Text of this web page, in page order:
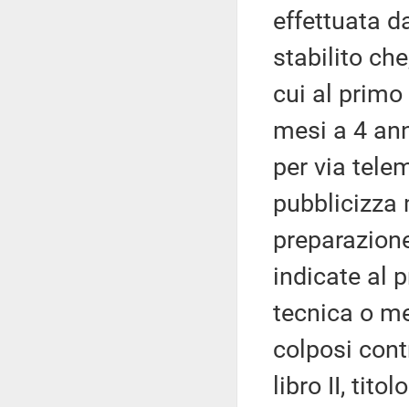
effettuata
stabilito
cui al primo
mesi a 4
per via
pubblicizza
indicate al
tecnica o
colposi
libro II,